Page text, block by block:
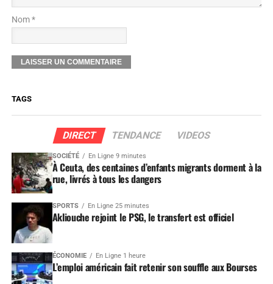
Nom *
TAGS
DIRECT TENDANCE VIDEOS
SOCIÉTÉ En Ligne 9 minutes
À Ceuta, des centaines d’enfants migrants dorment à la
rue, livrés à tous les dangers
SPORTS En Ligne 25 minutes
Akliouche rejoint le PSG, le transfert est officiel
ÉCONOMIE En Ligne 1 heure
L’emploi américain fait retenir son souffle aux Bourses